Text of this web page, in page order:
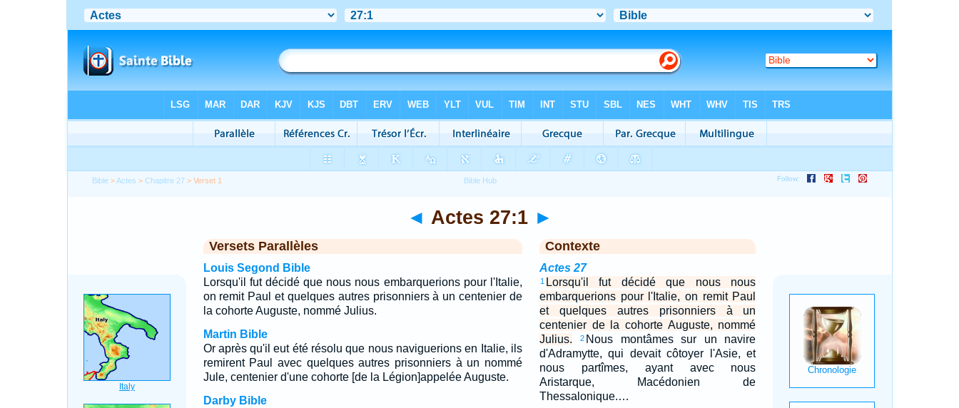
Bible >Actes >Chapitre 27 > Verset 1
◄ Actes 27:1 ►
Versets Parallèles
Louis Segond Bible
Lorsqu'il fut décidé que nous nous embarquerions pour l'Italie,
on remit Paul et quelques autres prisonniers à un centenier de
la cohorte Auguste, nommé Julius.
Martin Bible
Or après qu'il eut été résolu que nous naviguerions en Italie, ils
remirent Paul avec quelques autres prisonniers à un nommé
Jule, centenier d'une cohorte [de la Légion]appelée Auguste.
Darby Bible
Contexte
Actes 27
1 Lorsqu'il fut décidé que nous nous
embarquerions pour l'Italie, on remit Paul
et quelques autres prisonniers à un
centenier de la cohorte Auguste, nommé
Julius.
2 Nous montâmes sur un navire
d'Adramytte, qui devait côtoyer l'Asie, et
nous partîmes, ayant avec nous
Aristarque, Macédonien de
Thessalonique.…